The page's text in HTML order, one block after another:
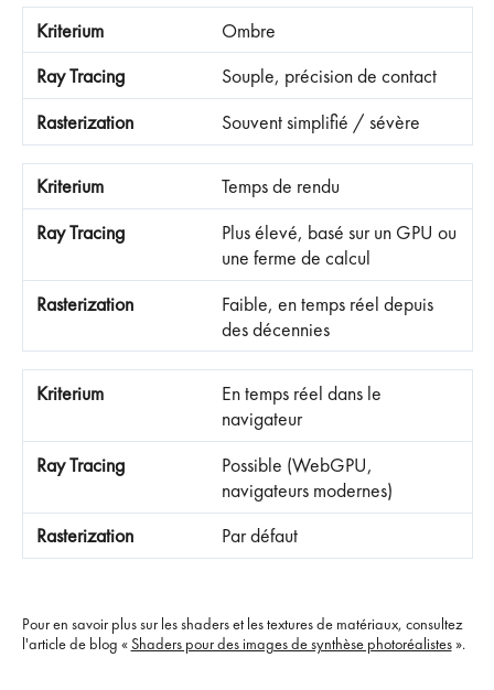
Ombre
Souple, précision de contact
Souvent simplifié / sévère
Temps de rendu
Plus élevé, basé sur un GPU ou
une ferme de calcul
Faible, en temps réel depuis
des décennies
En temps réel dans le
navigateur
Possible (WebGPU,
navigateurs modernes)
Par défaut
Pour en savoir plus sur les shaders et les textures de matériaux, consultez
l'article de blog «Shaders pour des images de synthèse photoréalistes».